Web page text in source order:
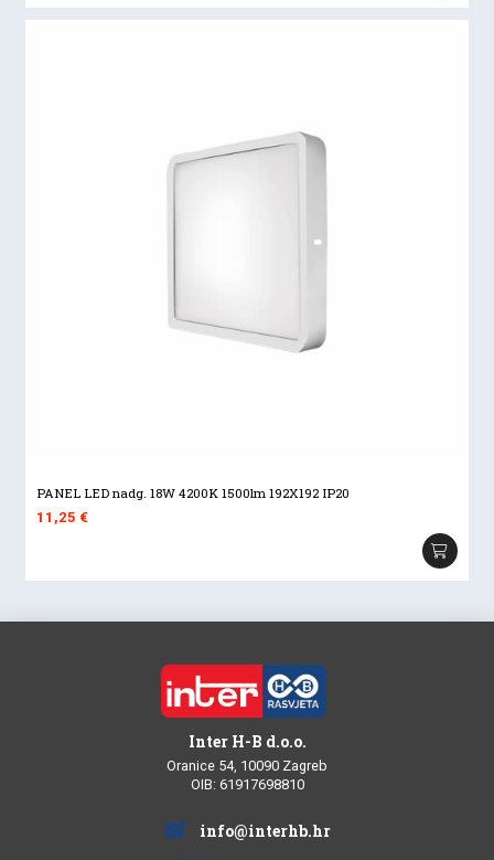
PANEL LED nadg. 18W 4200K 1500lm 192X192 IP20
11,25€
Inter H-B d.o.o.
Oranice 54, 10090 Zagreb
OIB: 61917698810
info@interhb.hr